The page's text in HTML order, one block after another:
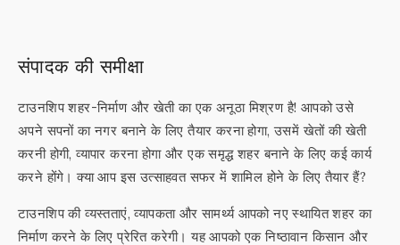
संपादक की समीक्षा
टाउनशिप शहर-निर्माण और खेती का एक अनूठा मिश्रण है! आपको उसे
अपने सपनों का नगर बनाने के लिए तैयार करना होगा, उसमें खेतों की खेती
करनी होगी, व्यापार करना होगा और एक समृद्ध शहर बनाने के लिए कई कार्य
करने होंगे। क्या आप इस उत्साहवत सफर में शामिल होने के लिए तैयार हैं?
टाउनशिप की व्यस्तताएं, व्यापकता और सामर्थ्य आपको नए स्थायित शहर का
निर्माण करने के लिए प्रेरित करेगी। यह आपको एक निष्ठावान किसान और